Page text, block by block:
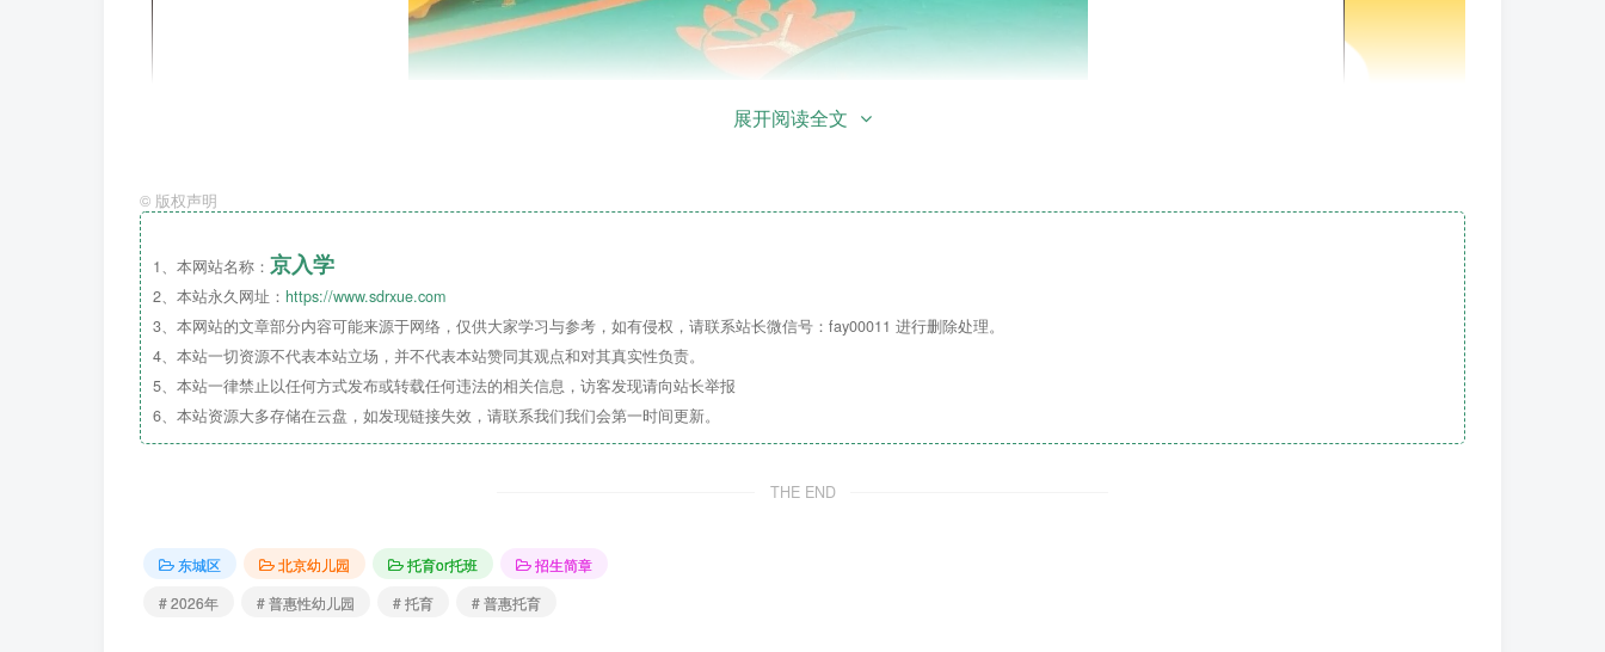
展开阅读全文
© 版权声明
1、本网站名称： 京入学
2、本站永久网址： https://www.sdrxue.com
3、本网站的文章部分内容可能来源于网络，仅供大家学习与参考，如有侵权，请联系站长微信号：fay00011 进行删除处理。
4、本站一切资源不代表本站立场，并不代表本站赞同其观点和对其真实性负责。
5、本站一律禁止以任何方式发布或转载任何违法的相关信息，访客发现请向站长举报
6、本站资源大多存储在云盘，如发现链接失效，请联系我们我们会第一时间更新。
THE END
东城区 北京幼儿园 托育or托班
招生简章
# 2026年
# 普惠性幼儿园 # 托育 # 普惠托育